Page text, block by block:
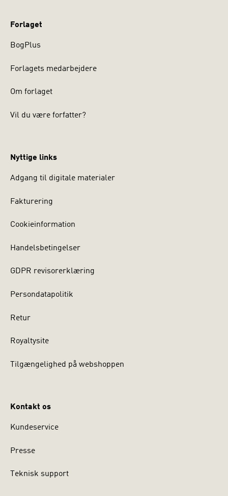
Forlaget
BogPlus
Forlagets medarbejdere
Om forlaget
Vil du være forfatter?
Nyttige links
Adgang til digitale materialer
Fakturering
Cookieinformation
Handelsbetingelser
GDPR revisorerklæring
Persondatapolitik
Retur
Royaltysite
Tilgængelighed på webshoppen
Kontakt os
Kundeservice
Presse
Teknisk support